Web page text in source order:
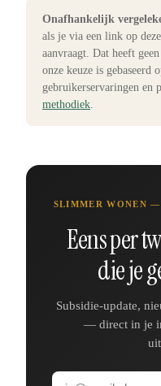
Onafhankelijk
als je via een link op
aanvraagt. Dat heeft
onze keuze is gebaseerd
gebruikerservaringen en
methodiek
SLIMMER WONEN
Eens per
die je
Subsidie-update,
— direct in je